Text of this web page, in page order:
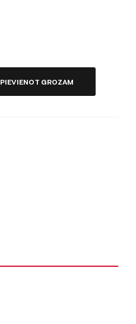
PIEVIENOT GROZAM